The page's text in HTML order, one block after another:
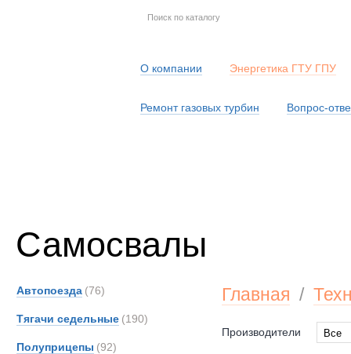
О компании Энергетика ГТУ ГПУ
Ремонт газовых турбин Вопрос-
Самосвалы
Автопоезда (76)
Тягачи седельные (190)
Полуприцепы (92)
Главная /
Производители
Все